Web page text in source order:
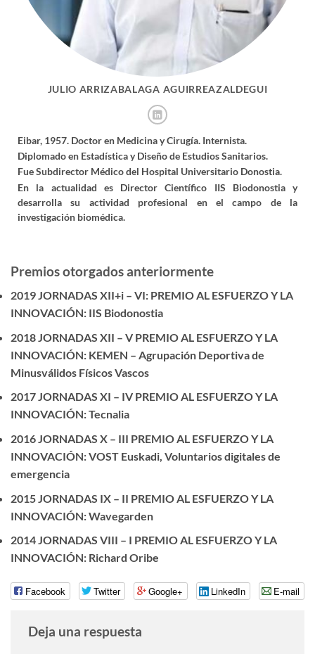
JULIO ARRIZABALAGA AGUIRREAZALDEGUI
Eibar, 1957. Doctor en Medicina y Cirugía. Internista.
Diplomado en Estadística y Diseño de Estudios Sanitarios.
Fue Subdirector Médico del Hospital Universitario Donostia.
En la actualidad es Director Científico IIS Biodonostia y
desarrolla su actividad profesional en el campo de la
investigación biomédica.
Premios otorgados anteriormente
2019 JORNADAS XII+i – VI: PREMIO AL ESFUERZO Y LA
INNOVACIÓN: IIS Biodonostia
2018 JORNADAS XII – V PREMIO AL ESFUERZO Y LA
INNOVACIÓN: KEMEN – Agrupación Deportiva de
Minusválidos Físicos Vascos
2017 JORNADAS XI – IV PREMIO AL ESFUERZO Y LA
INNOVACIÓN: Tecnalia
2016 JORNADAS X – III PREMIO AL ESFUERZO Y LA
INNOVACIÓN: VOST Euskadi, Voluntarios digitales de
emergencia
2015 JORNADAS IX – II PREMIO AL ESFUERZO Y LA
INNOVACIÓN: Wavegarden
2014 JORNADAS VIII – I PREMIO AL ESFUERZO Y LA
INNOVACIÓN: Richard Oribe
Facebook Twitter Google+ LinkedIn E-mail
Deja una respuesta